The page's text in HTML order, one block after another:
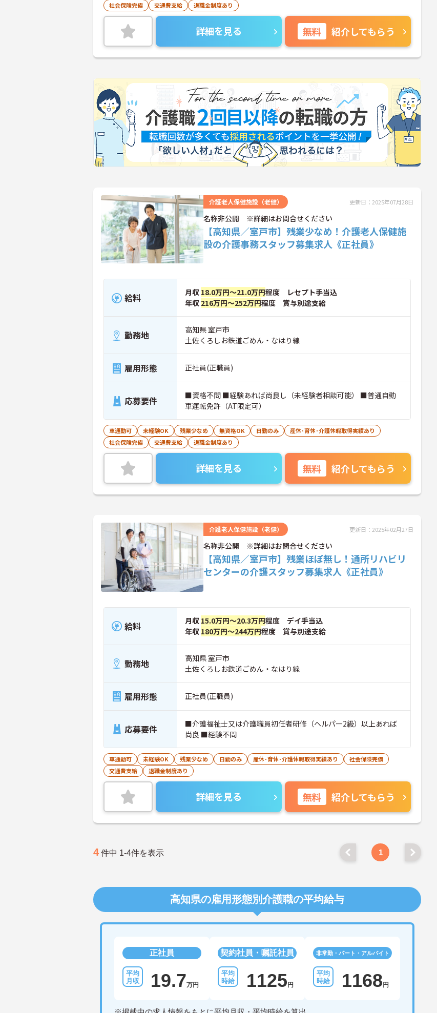
社会保険完備
交通費支給 退職金制度あり
詳細を見る 無料 紹介してもらう
介護老人保健施設（老健） 更新日：2025年07月28日
名称非公開 ※詳細はお問合せください
【高知県／室戸市】残業少なめ！介護老人保健施
設の介護事務スタッフ募集求人《正社員》
給料 月収 18.0万円～21.0万円程度 レセプト手当込
年収 216万円～252万円程度 賞与別途支給
勤務地
高知県 室戸市
土佐くろしお鉄道ごめん・なはり線
雇用形態 正社員(正職員)
応募要件
■資格不問 ■経験あれば尚良し（未経験者相談可能） ■普通自動
車運転免許（AT限定可）
車通勤可 未経験OK 残業少なめ 無資格OK 日勤のみ
産休･育休･介護休暇取得実績あり
社会保険完備
交通費支給 退職金制度あり
詳細を見る 無料 紹介してもらう
介護老人保健施設（老健） 更新日：2025年02月27日
名称非公開 ※詳細はお問合せください
【高知県／室戸市】残業ほぼ無し！通所リハビリ
センターの介護スタッフ募集求人《正社員》
給料 月収 15.0万円～20.3万円程度 デイ手当込
年収 180万円～244万円程度 賞与別途支給
勤務地
高知県 室戸市
土佐くろしお鉄道ごめん・なはり線
雇用形態 正社員(正職員)
応募要件
■介護福祉士又は介護職員初任者研修（ヘルパー2級）以上あれば
尚良 ■経験不問
車通勤可 未経験OK 残業少なめ 日勤のみ 産休･育休･介護休暇取得実績あり
社会保険完備
交通費支給
退職金制度あり
詳細を見る 無料 紹介してもらう
4 件中 1-4件を表示 1
高知県の雇用形態別介護職の平均給与
正社員
19.7万円
契約社員・嘱託社員
1125円
非常勤・パート・アルバイト
1168円